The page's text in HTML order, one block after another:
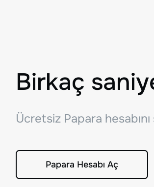
Birkaç
Ücretsiz Papara
Papara Hesabı Aç